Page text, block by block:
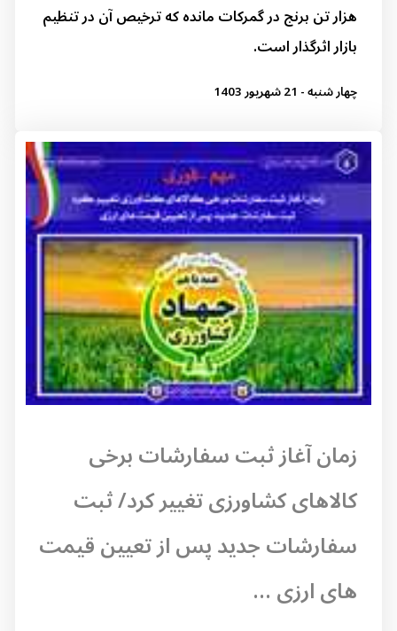
هزار تن برنج در گمرکات مانده که ترخیص آن در تنظیم
بازار اثرگذار است.
چهار شنبه - 21 شهریور 1403
زمان آغاز ثبت سفارشات برخی
کالاهای کشاورزی تغییر کرد/ ثبت
سفارشات جدید پس از تعیین قیمت
های ارزی ...